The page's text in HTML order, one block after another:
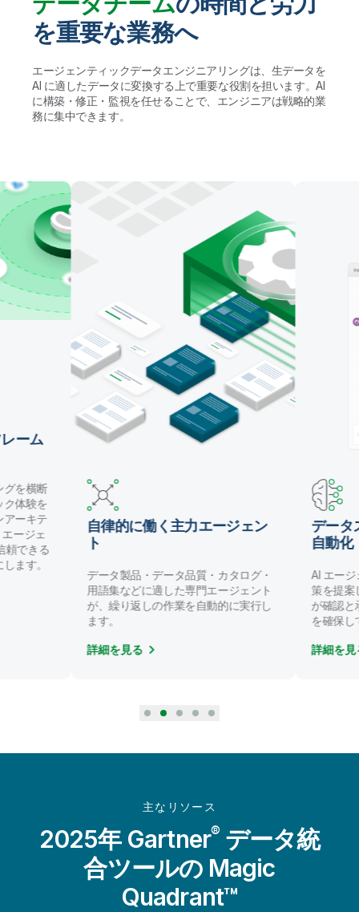
データの正確性を追跡・維持・確保
AI エージェントがユーザー定義ルールに従ってデー
タ品質の問題を特定・プロファイリングして解決策を
提案します。実行する前に人間が検証することで、ガ
データウェアハウスやレイクハウス、AI に適し
たデータレイクの管理を自動化
ングエージェントでパイプラインを構築したり、自然
言語で Qlik の AI アシスタントを使用することができ
ます。
を重要な業務へ
エージェンティックデータエンジニアリングは、生データを
AI に適したデータに変換する上で重要な役割を担います。AI
に構築・修正・監視を任せることで、エンジニアは戦略的業
務に集中できます。
ーム
を横断
体験を
ーキテ
ージェ
できる
ます。
自律的に働く主力エージェン
ト
データ製品・データ品質・カタログ・
用語集などに適した専門エージェント
が、繰り返しの作業を自動的に実行し
ます。
詳細を見る
データ
自動化
AI エージ
策を提案
が確認と
を確保し
詳細を見
主なリソース
2025年 Gartner®データ統
合ツールの Magic
Quadrant™